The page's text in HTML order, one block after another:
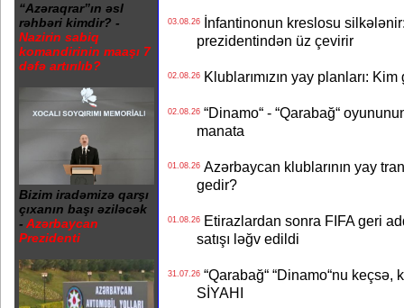
“Azəraqrar”ın əsl
rəhbəri kimdir? -
Nazirin sabiq
komandirinin maaşı 7
dəfə artırılıb?
Bizim iradəmizə qarşı
çıxanın başı əziləcək
- Azərbaycan
Prezidenti
03.08.26İnfantinonun kreslosu
prezidentindən üz çevirir
02.08.26Klublarımızın yay planları:
02.08.26“Dinamo“ - “Qarabağ“
manata
01.08.26Azərbaycan klublarının yay
gedir?
01.08.26Etirazlardan sonra FIFA geri
satışı ləğv edildi
31.07.26“Qarabağ“ “Dinamo“nu keçsə,
SİYAHI